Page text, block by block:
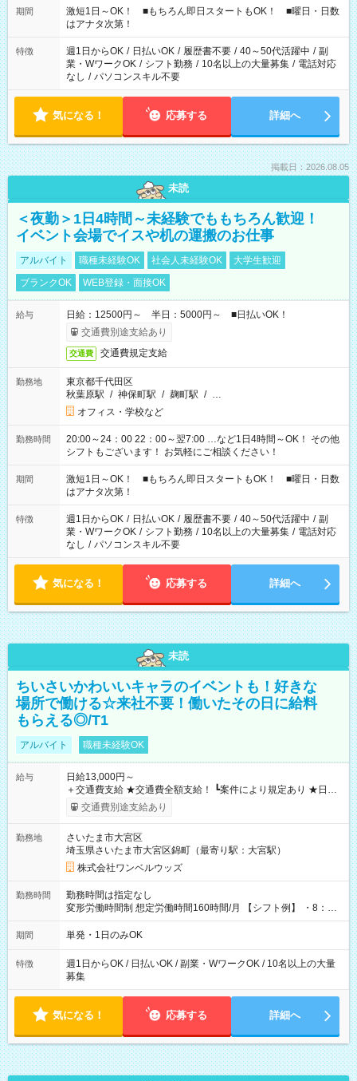
期間
激短1日～OK！ ■もちろん即日スタートもOK！ ■曜日・日数
はアナタ次第！
特徴 週1日からOK / 日払いOK / 履歴書不要 / 40～50代活躍中 / 副
業・WワークOK / シフト勤務 / 10名以上の大量募集 / 電話対応
なし / パソコンスキル不要
気になる！ 応募する 詳細へ
掲載日：2026.08.05
未読
＜夜勤＞1日4時間～未経験でももちろん歓迎！
イベント会場でイスや机の運搬のお仕事
アルバイト 職種未経験OK 社会人未経験OK
大学生歓迎
ブランクOK
WEB登録・面接OK
給与
日給：12500円～ 半日：5000円～ ■日払いOK！
交通費別途支給あり
交通費 交通費規定支給
勤務地
東京都千代田区
秋葉原駅 / 神保町駅 / 麹町駅 / …
オフィス・学校など
勤務時間
20:00～24：00 22：00～翌7:00 …など1日4時間～OK！ その他
シフトもございます！ お気軽にご相談ください！
期間
激短1日～OK！ ■もちろん即日スタートもOK！ ■曜日・日数
はアナタ次第！
特徴 週1日からOK / 日払いOK / 履歴書不要 / 40～50代活躍中 / 副
業・WワークOK / シフト勤務 / 10名以上の大量募集 / 電話対応
なし / パソコンスキル不要
気になる！ 応募する 詳細へ
未読
ちいさいかわいいキャラのイベントも！好きな
場所で働ける☆来社不要！働いたその日に給料
もらえる◎/T1
アルバイト 職種未経験OK
給与
日給13,000円～
＋交通費支給 ★交通費全額支給！ ┗案件により規定あり ★日払
いOK！（規定あり） ┗働いたその日に現金GET♪ お仕事後はコ
ンビニATMから 日払い分を引き落とせます！ 【試用期間】試
交通費別途支給あり
勤務地
さいたま市大宮区
埼玉県さいたま市大宮区錦町（最寄り駅：大宮駅）
株式会社ワンベルウッズ
勤務時間
勤務時間は指定なし
変形労働時間制 想定労働時間160時間/月 【シフト例】 ・8：00
～21：00
期間 単発・1日のみOK
特徴
週1日からOK / 日払いOK / 副業・WワークOK / 10名以上の大量
募集
気になる！ 応募する 詳細へ